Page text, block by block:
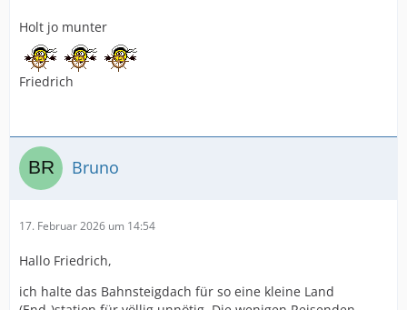
Holt jo munter
Friedrich
Bruno
17. Februar 2026 um 14:54
Hallo Friedrich,
ich halte das Bahnsteigdach für so eine kleine Land